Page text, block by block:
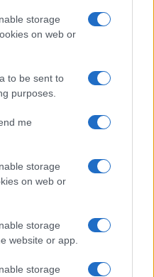
storage
on web or
to be sent to
purposes.
me
storage
on web or
storage
website or app.
storage
come fa
polemiche il centro
contro spaccio e degrado:
come scegliere la
casa e l’ufficio